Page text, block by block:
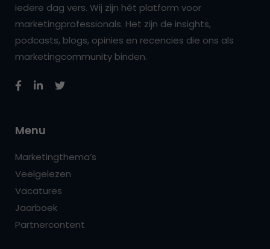
iedere dag vers. Wij zijn hét platform voor
marketingprofessionals. Het zijn de insights,
podcasts, blogs, opinies en recencies die ons als
marketingcommunity binden.
Menu
Marketingthema’s
Veelgelezen
Vacatures
Jaarboek
Partnercontent